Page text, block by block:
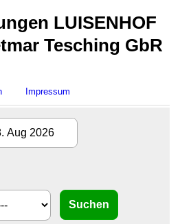
LUISENHOF
Tesching GbR
Impressum